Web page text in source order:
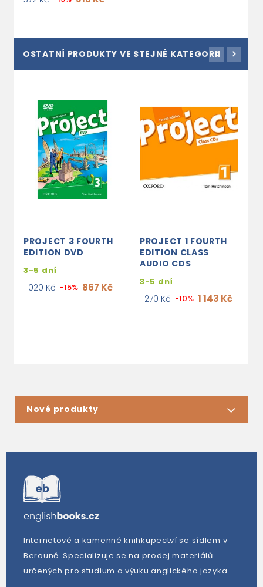
OSTATNÍ PRODUKTY VE STEJNÉ KATEGORII
PROJECT 3 FOURTH
EDITION DVD
3-5 dní
1 020 Kč -15% 867 Kč
PROJECT 1 FOURTH
EDITION CLASS
AUDIO CDS
3-5 dní
1 270 Kč -10% 1 143 Kč
Nové produkty
Internetové a kamenné knihkupectví se sídlem v
Berouně. Specializuje se na prodej materiálů
určených pro studium a výuku anglického jazyka.